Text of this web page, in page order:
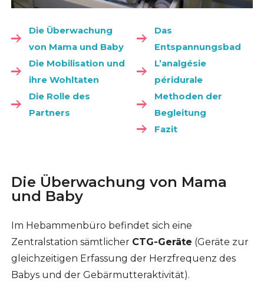
Die Überwachung
von Mama und Baby
Die Mobilisation und
ihre Wohltaten
Die Rolle des
Partners
Das
Entspannungsbad
L’analgésie
péridurale
Methoden der
Begleitung
Fazit
Die Überwachung von Mama
und Baby
Im Hebammenbüro befindet sich eine
Zentralstation sämtlicher CTG-Geräte (Geräte zur
gleichzeitigen Erfassung der Herzfrequenz des
Babys und der Gebärmutteraktivität).